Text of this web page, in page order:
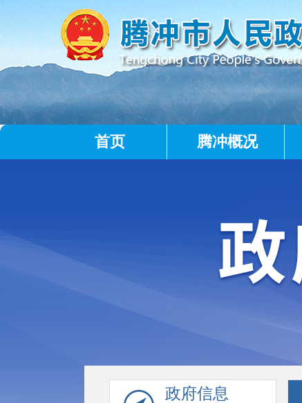
首页 腾冲概况
政府信息